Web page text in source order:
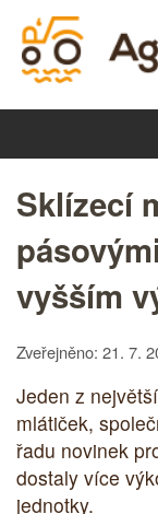
Sklízecí
vyšším
Zveřejněno: 21. 7.
Jeden z
mlátiček,
řadu novinek
dostaly více
jednotky.